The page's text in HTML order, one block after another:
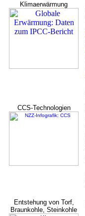
Klimaerwärmung
CCS-Technologien
Entstehung von Torf,
Braunkohle, Steinkohle